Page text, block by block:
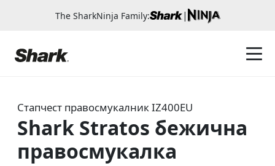
The SharkNinja Family: |
Стапчест правосмукалникIZ400EU
Shark Stratos бежична
правосмукалка